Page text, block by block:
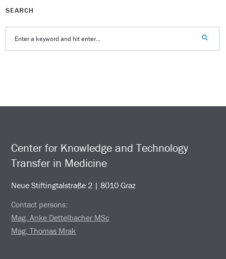
SEARCH
Center for Knowledge and Technology
Transfer in Medicine
Neue Stiftingtalstraße 2 | 8010 Graz
Contact persons:
Mag. Anke Dettelbacher MSc
Mag. Thomas Mrak